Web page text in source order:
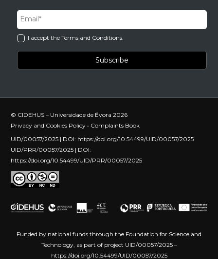
I accept the Terms and Conditions.
© CIDEHUS – Universidade de Évora 2026
Privacy and Cookies Policy • Complaints Book
UID/00057/2025 | DOI: https://doi.org/10.54499/UID/00057/2025
UID/PRR/00057/2025 | DOI:
https://doi.org/10.54499/UID/PRR/00057/2025
Funded by national funds through the Foundation for Science and
Technology, as part of project UID/00057/2025 –
https://doi.org/10.54499/UID/00057/2025